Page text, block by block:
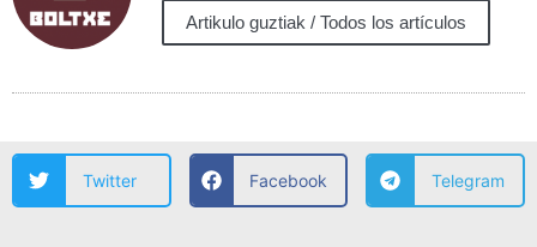
Artikulo guztiak / Todos los artículos
Twitter Facebook Telegram